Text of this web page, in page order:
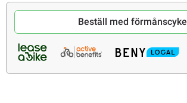
Beställ med förmånscykel